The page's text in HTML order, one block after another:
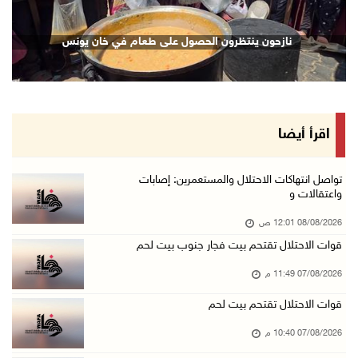
قوات الاحتلال تغلق مداخل يعبد جنوب غرب جنين
07/آب/2026 10:15 م
الاحتلال يعيق تنقل المواطنين ويقتحم بلدات شرق ...
إصابة مواطنين في اعتداء للمستعمرين في بيت دجن
نادي الأسير: تجديد أمرَ منع زيارات الأسرى إجر ...
مستعمرون يهاجمون قرية أبو نجيم ويصيبون مواطني ...
07/آب/2026 08:08 م
مستعمرون يهاجمون مساكن المواطنين في خربة الحم ...
07/آب/2026 07:09 م
بعد تجديد منع زيارات المعتقلين: أبو الحمص يدع ...
نازحون ينتظرون الحصول على طعام في خان يونس
اقرأ أيضا
تواصل انتهاكات الاحتلال والمستعمرين: إصابات
واعتقالات و
08/08/2026 12:01 ص
قوات الاحتلال تقتحم بيت فجار جنوب بيت لحم
07/08/2026 11:49 م
قوات الاحتلال تقتحم بيت لحم
07/08/2026 10:40 م